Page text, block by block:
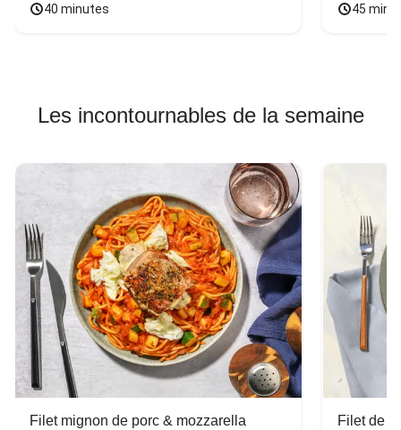
40 minutes 45
Les incontournables de la semaine
Filet mignon de porc & mozzarella
Filet de